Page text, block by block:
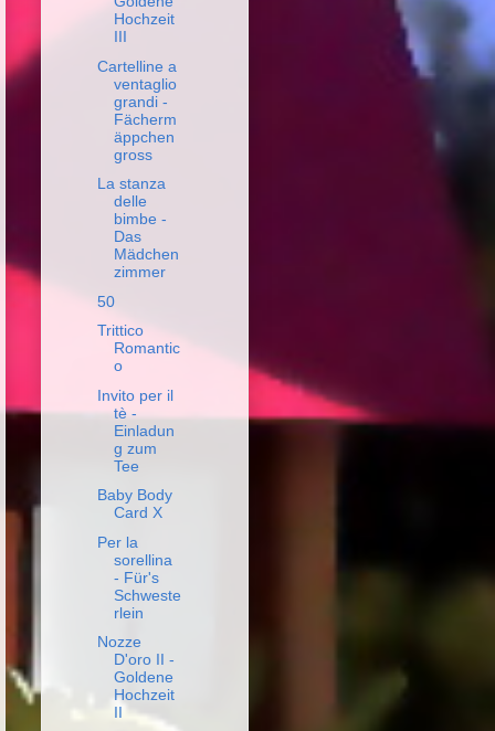
Hochzeit
III
Cartelline a
ventaglio
grandi -
Fächerm
äppchen
gross
La stanza
delle
bimbe -
Das
Mädchen
zimmer
50
Trittico
Romantic
o
Invito per il
tè -
Einladun
g zum
Tee
Baby Body
Card X
Per la
sorellina
- Für's
Schweste
rlein
Nozze
D'oro II -
Goldene
Hochzeit
II